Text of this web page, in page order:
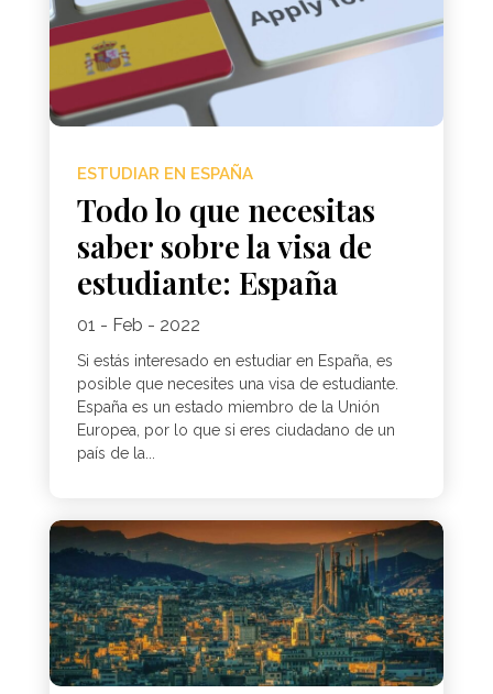
ESTUDIAR EN ESPAÑA
Todo lo que necesitas
saber sobre la visa de
estudiante: España
01 - Feb - 2022
Si estás interesado en estudiar en España, es
posible que necesites una visa de estudiante.
España es un estado miembro de la Unión
Europea, por lo que si eres ciudadano de un
país de la...